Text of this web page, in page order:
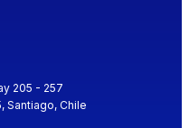
205 - 257
Santiago, Chile